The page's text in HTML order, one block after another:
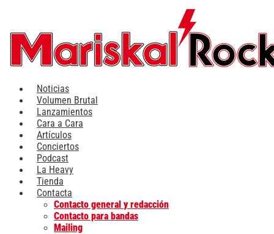
contenido
Noticias
Volumen Brutal
Lanzamientos
Cara a Cara
Artículos
Conciertos
Podcast
La Heavy
Tienda
Contacta
Contacto general y redacción
Contacto para bandas
Mailing